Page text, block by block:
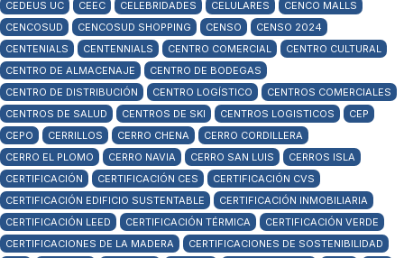
CEDEUS UC
CEEC CELEBRIDADES CELULARES
CENCO MALLS
CENCOSUD
CENCOSUD SHOPPING CENSO
CENSO 2024
CENTENIALS
CENTENNIALS CENTRO COMERCIAL
CENTRO CULTURAL
CENTRO DE ALMACENAJE
CENTRO DE BODEGAS
CENTRO DE DISTRIBUCIÓN
CENTRO LOGÍSTICO
CENTROS COMERCIALES
CENTROS DE SALUD
CENTROS DE SKI CENTROS LOGISTICOS
CEP
CEPO
CERRILLOS CERRO CHENA
CERRO CORDILLERA
CERRO EL PLOMO
CERRO NAVIA CERRO SAN LUIS
CERROS ISLA
CERTIFICACIÓN
CERTIFICACIÓN CES
CERTIFICACIÓN CVS
CERTIFICACIÓN EDIFICIO SUSTENTABLE
CERTIFICACIÓN INMOBILIARIA
CERTIFICACIÓN LEED
CERTIFICACIÓN TÉRMICA
CERTIFICACIÓN VERDE
CERTIFICACIONES DE LA MADERA
CERTIFICACIONES DE SOSTENIBILIDAD